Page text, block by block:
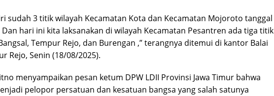
sudah 3 titik wilayah Kecamatan Kota dan Kecamatan Mojoroto tanggal
Dan hari ini kita laksanakan di wilayah Kecamatan Pesantren ada tiga titik
Tempur Rejo, dan Burengan ,” terangnya ditemui di kantor Balai
Rejo, Senin (18/08/2025).
menyampaikan pesan ketum DPW LDII Provinsi Jawa Timur bahwa
pelopor persatuan dan kesatuan bangsa yang salah satunya